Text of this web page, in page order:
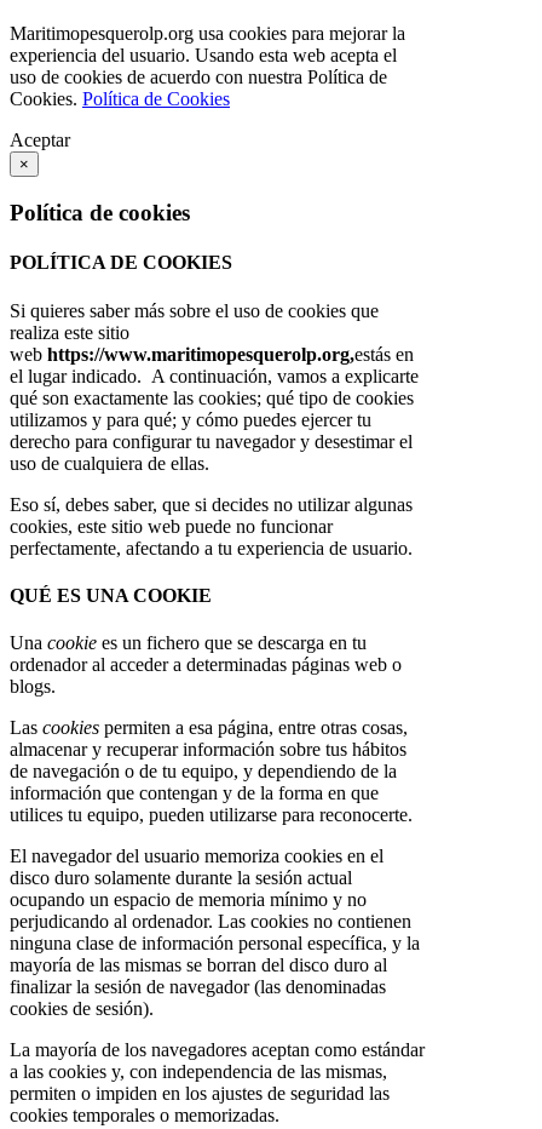
Maritimopesquerolp.org usa cookies para mejorar la
experiencia del usuario. Usando esta web acepta el
uso de cookies de acuerdo con nuestra Política de
Cookies. Política de Cookies
Aceptar
×
Política de cookies
POLÍTICA DE COOKIES
Si quieres saber más sobre el uso de cookies que
realiza este sitio
web https://www.maritimopesquerolp.org,estás en
el lugar indicado. A continuación, vamos a explicarte
qué son exactamente las cookies; qué tipo de cookies
utilizamos y para qué; y cómo puedes ejercer tu
derecho para configurar tu navegador y desestimar el
uso de cualquiera de ellas.
Eso sí, debes saber, que si decides no utilizar algunas
cookies, este sitio web puede no funcionar
perfectamente, afectando a tu experiencia de usuario.
QUÉ ES UNA COOKIE
Una cookie es un fichero que se descarga en tu
ordenador al acceder a determinadas páginas web o
blogs.
Las cookies permiten a esa página, entre otras cosas,
almacenar y recuperar información sobre tus hábitos
de navegación o de tu equipo, y dependiendo de la
información que contengan y de la forma en que
utilices tu equipo, pueden utilizarse para reconocerte.
El navegador del usuario memoriza cookies en el
disco duro solamente durante la sesión actual
ocupando un espacio de memoria mínimo y no
perjudicando al ordenador. Las cookies no contienen
ninguna clase de información personal específica, y la
mayoría de las mismas se borran del disco duro al
finalizar la sesión de navegador (las denominadas
cookies de sesión).
La mayoría de los navegadores aceptan como estándar
a las cookies y, con independencia de las mismas,
permiten o impiden en los ajustes de seguridad las
cookies temporales o memorizadas.